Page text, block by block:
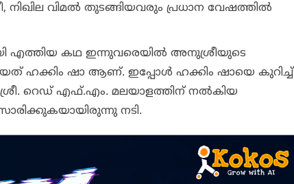
നിഖില വിമല്‍ തുടങ്ങിയവരും പ്രധാന വേഷത്തില്‍
എത്തിയ കഥ ഇന്നുവരെയില്‍ അനുശ്രീയുടെ
ഹക്കിം ഷാ ആണ്. ഇപ്പോള്‍ ഹക്കിം ഷായെ കുറിച്ച്
റെഡ് എഫ്.എം. മലയാളത്തിന് നല്‍കിയ
നടി.